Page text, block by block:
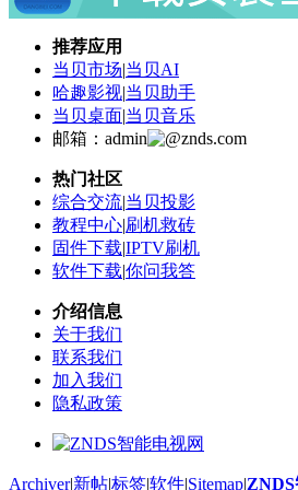
推荐应用
当贝市场|当贝AI
哈趣影视|当贝助手
当贝桌面|当贝音乐
邮箱：admin
znds.com
热门社区
综合交流|当贝投影
教程中心|刷机救砖
固件下载|IPTV刷机
软件下载|你问我答
介绍信息
关于我们
联系我们
加入我们
隐私政策
Archiver|新帖|标签|软件|Sitemap|